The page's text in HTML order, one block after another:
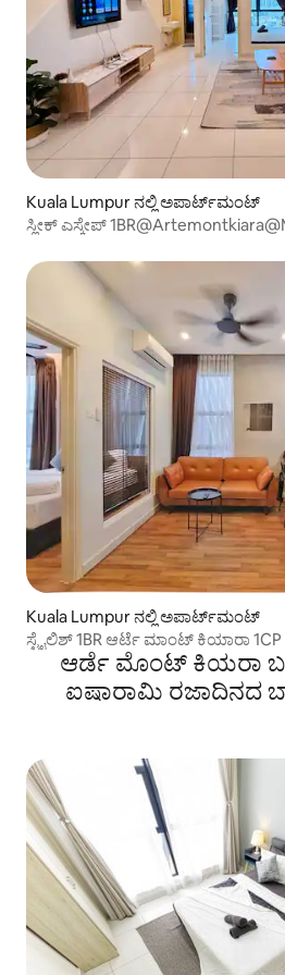
Kuala Lumpur ನಲ್ಲಿ ಅಪಾರ್ಟ್‌ಮಂಟ್
ಸ್ಲೀಕ್ ಎಸ್ಕೇಪ್
Kuala Lumpur ನಲ್ಲಿ ಅಪಾರ್ಟ್‌ಮಂಟ್
ಸ್ಟೈಲಿಶ್ 1BR ಆರ್ಟೆ ಮಾಂಟ್ ಕಿಯಾರಾ
ಆರ್ಡೆ ಮೊಂಟ್ ಕಿಯರಾ
ಐಷಾರಾಮಿ ರಜಾದಿನದ